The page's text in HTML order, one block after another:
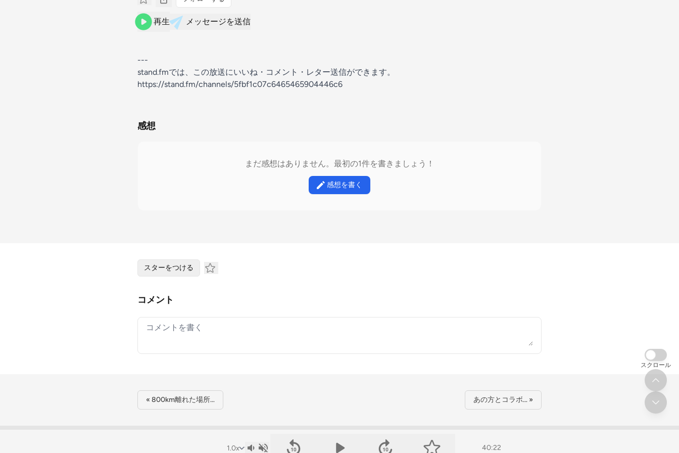
再生 メッセージを送信
---
stand.fmでは、この放送にいいね・コメント・レター送信ができます。
https://stand.fm/channels/5fbf1c07c6465465904446c6
感想
まだ感想はありません。最初の1件を書きましょう！
感想を書く
40:22
スターをつける
コメント
Your comment
« 800km離れた場所… あの方とコラボ… »
スクロール